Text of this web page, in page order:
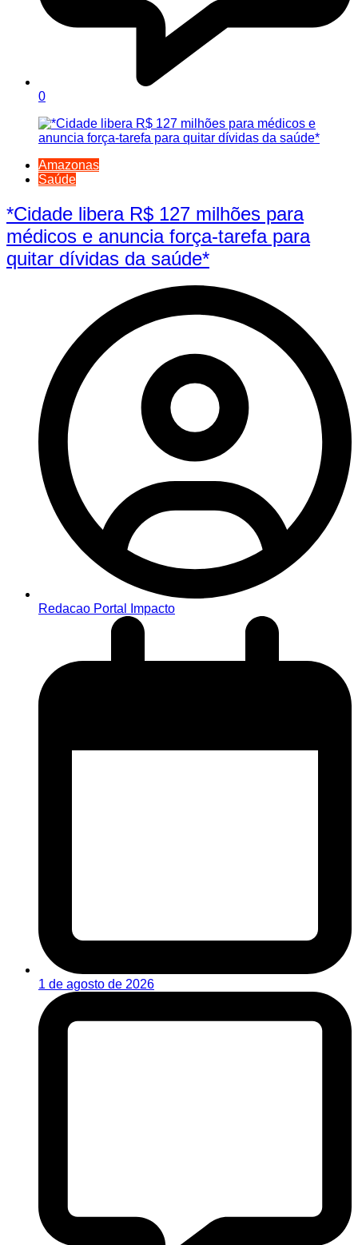
0
Amazonas
Saúde
*Cidade libera R$ 127 milhões para
médicos e anuncia força-tarefa para
quitar dívidas da saúde*
Redacao Portal Impacto
1 de agosto de 2026